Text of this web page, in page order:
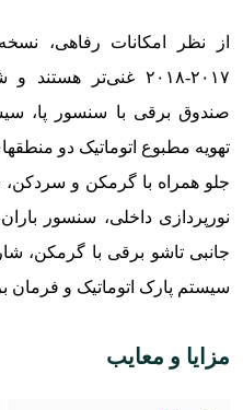
از نظر امکانات رفاهی،
۲۰۱۷-۲۰۱۸ غنی‌تر
صندوق برقی با سنسور پا،
تهویه مطبوع اتوماتیک دو
نورپردازی داخلی، سنسور
جانبی تاشو برقی با گرمکن،
سیستم پارک اتوماتیک و
مزایا و معایب